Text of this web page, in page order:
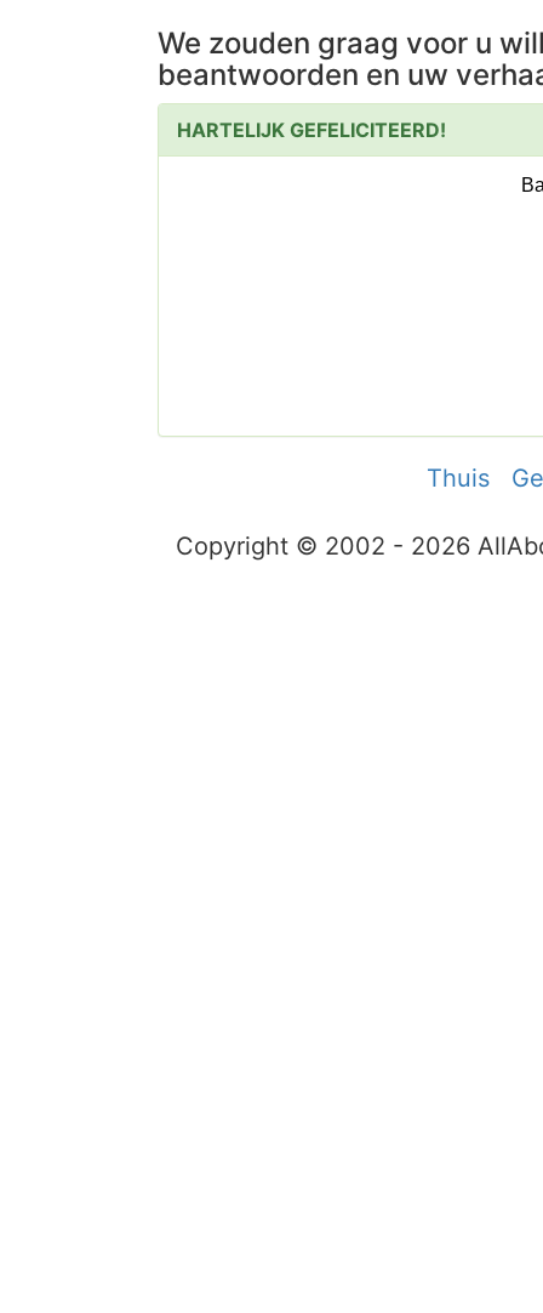
We zouden graag voor u
beantwoorden en uw
HARTELIJK GEFELICITEERD!
Thuis
Copyright © 2002 - 2026